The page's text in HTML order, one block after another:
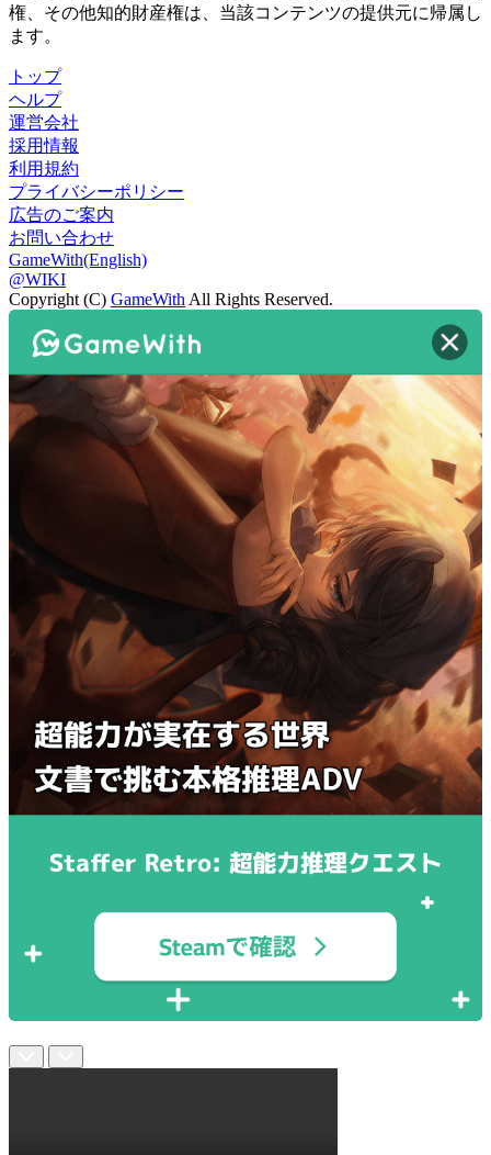
権、その他知的財産権は、当該コンテンツの提供元に帰属し
ます。
トップ
ヘルプ
運営会社
採用情報
利用規約
プライバシーポリシー
広告のご案内
お問い合わせ
GameWith(English)
@WIKI
Copyright (C) GameWith All Rights Reserved.